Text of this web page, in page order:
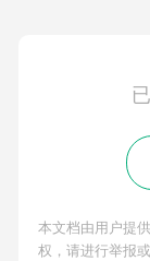
本文档由用户提
权，请进行举报